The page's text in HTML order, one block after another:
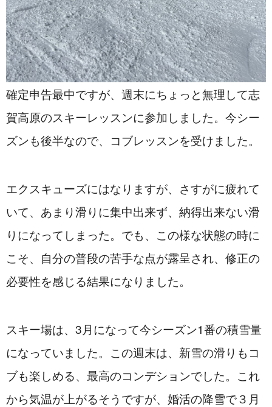
確定申告最中ですが、週末にちょっと無理して志
賀高原のスキーレッスンに参加しました。今シー
ズンも後半なので、コブレッスンを受けました。
エクスキューズにはなりますが、さすがに疲れて
いて、あまり滑りに集中出来ず、納得出来ない滑
りになってしまった。でも、この様な状態の時に
こそ、自分の普段の苦手な点が露呈され、修正の
必要性を感じる結果になりました。
スキー場は、3月になって今シーズン1番の積雪量
になっていました。この週末は、新雪の滑りもコ
ブも楽しめる、最高のコンデションでした。これ
から気温が上がるそうですが、婚活の降雪で３月